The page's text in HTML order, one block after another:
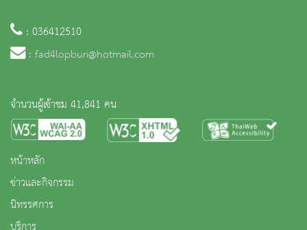
: 036412510
: fad4lopburi@hotmail.com
จำนวนผู้เข้าชม 41,841 คน
หน้าหลัก
ข่าวและกิจกรรม
นิทรรศการ